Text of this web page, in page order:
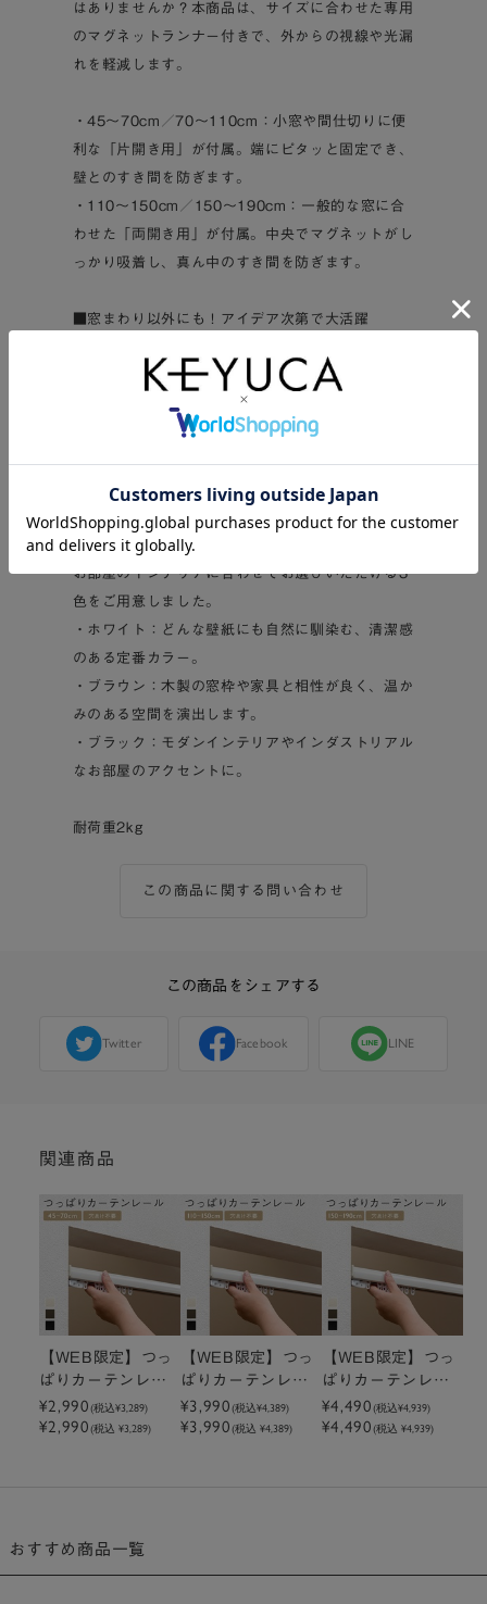
はありませんか？本商品は、サイズに合わせた専用
のマグネットランナー付きで、外からの視線や光漏
れを軽減します。
・45～70cm／70～110cm：小窓や間仕切りに便
利な「片開き用」が付属。端にピタッと固定でき、
壁とのすき間を防ぎます。
・110～150cm／150～190cm：一般的な窓に合
わせた「両開き用」が付属。中央でマグネットがし
っかり吸着し、真ん中のすき間を防ぎます。
■窓まわり以外にも！アイデア次第で大活躍
途は自由自在。
・リビングや子供部屋の間仕切りとして
・階段からの冷気・暖気逃げを防ぐ間仕切りとして
場所の目隠しとして
■選べるカラーバリエーション
お部屋のインテリアに合わせてお選びいただける3
色をご用意しました。
・ホワイト：どんな壁紙にも自然に馴染む、清潔感
のある定番カラー。
・ブラウン：木製の窓枠や家具と相性が良く、温か
みのある空間を演出します。
・ブラック：モダンインテリアやインダストリアル
なお部屋のアクセントに。
耐荷重2kg
この商品に関する問い合わせ
この商品をシェアする
Twitter Facebook LINE
関連商品
【WEB限定】つっ
ぱりカーテンレー
ル 45～70cm
¥2,990(税込¥3,289)
¥2,990(税込 ¥3,289)
【WEB限定】つっ
ぱりカーテンレー
ル 110～150cm
¥3,990(税込¥4,389)
¥3,990(税込 ¥4,389)
【WEB限定】つっ
ぱりカーテンレー
ル 150～190cm
¥4,490(税込¥4,939)
¥4,490(税込 ¥4,939)
おすすめ商品一覧